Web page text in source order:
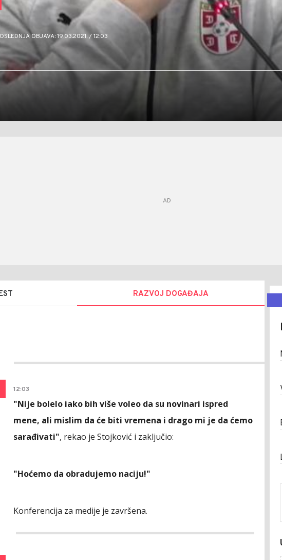
OBJAVA: 19.03.2021. / 12:03
RAZVOJ DOGAĐAJA
12:03
"Nije bolelo iako bih više voleo da su novinari ispred
mene, ali mislim da će biti vremena i drago mi je da ćemo
sarađivati", rekao je Stojković i zaključio:
"Hoćemo da obradujemo naciju!"
Konferencija za medije je završena.